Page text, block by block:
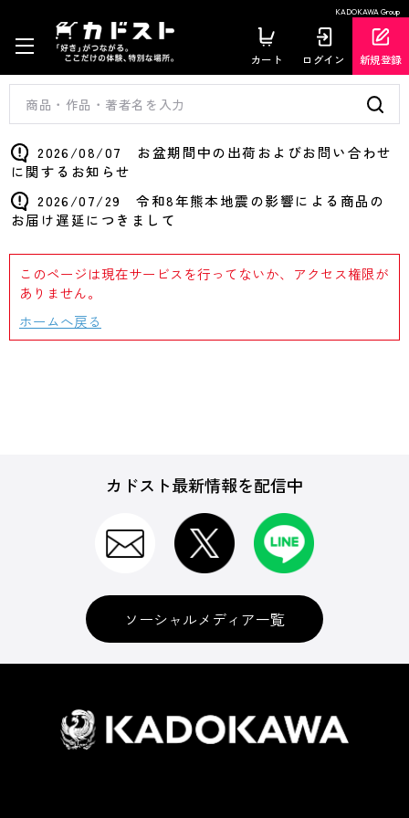
KADOKAWA Group
カート ログイン 新規登録
2026/08/07 お盆期間中の出荷およびお問い合わせ
に関するお知らせ
2026/07/29 令和8年熊本地震の影響による商品の
お届け遅延につきまして
このページは現在サービスを行ってないか、アクセス権限が
ありません。
ホームへ戻る
カドスト最新情報を配信中
ソーシャルメディア一覧